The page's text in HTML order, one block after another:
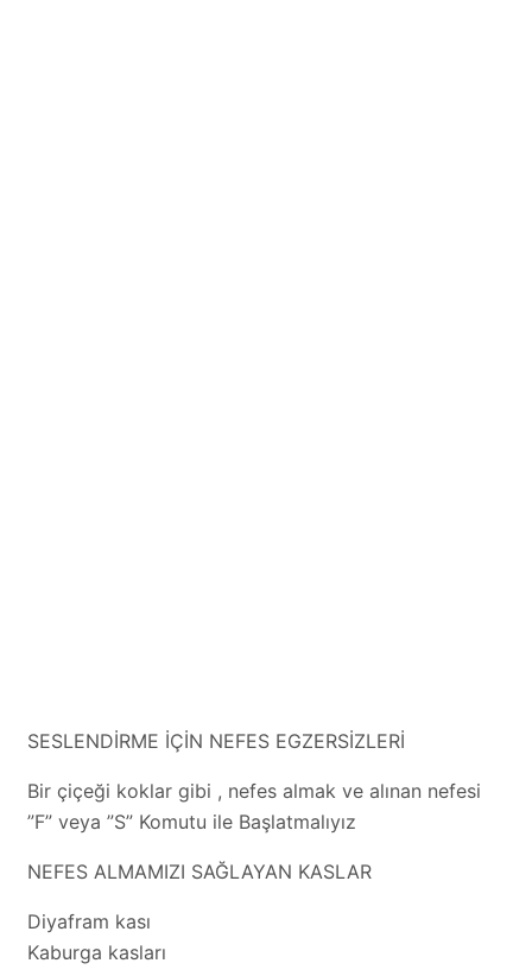
SESLENDİRME İÇİN NEFES EGZERSİZLERİ
Bir çiçeği koklar gibi , nefes almak ve alınan nefesi
”F” veya ”S” Komutu ile Başlatmalıyız
NEFES ALMAMIZI SAĞLAYAN KASLAR
Diyafram kası
Kaburga kasları